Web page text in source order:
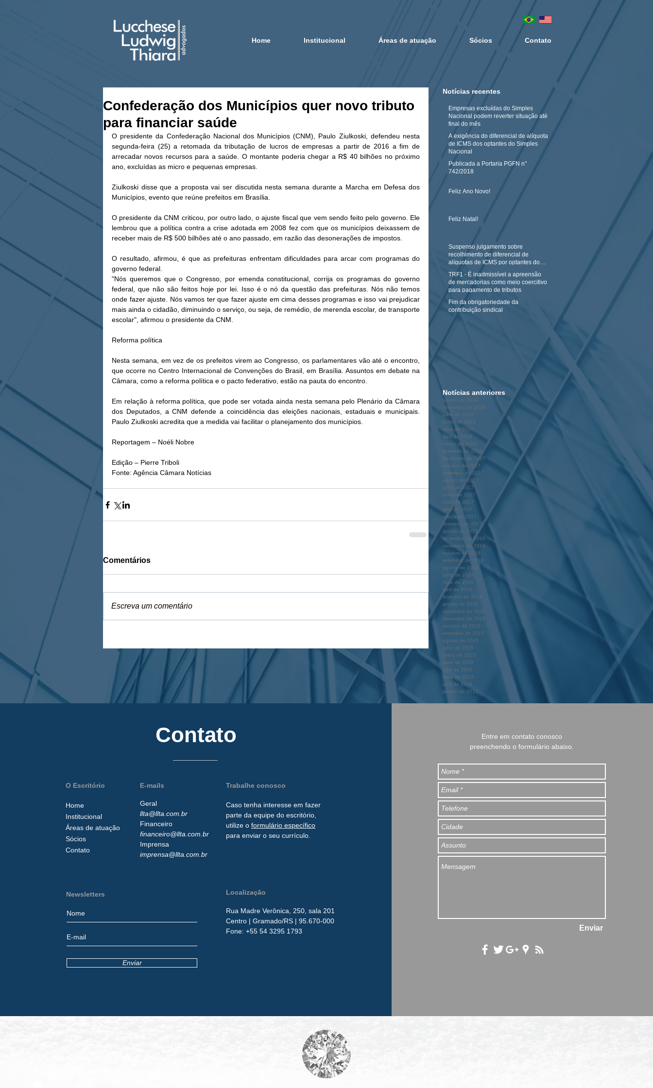
Home Institucional Áreas de atuação Sócios Contato
Confederação dos Municípios quer novo tributo
para financiar saúde
O presidente da Confederação Nacional dos Municípios (CNM), Paulo Ziulkoski, defendeu nesta
segunda-feira (25) a retomada da tributação de lucros de empresas a partir de 2016 a fim de
arrecadar novos recursos para a saúde. O montante poderia chegar a R$ 40 bilhões no próximo
ano, excluídas as micro e pequenas empresas.
Ziulkoski disse que a proposta vai ser discutida nesta semana durante a Marcha em Defesa dos
Municípios, evento que reúne prefeitos em Brasília.
O presidente da CNM criticou, por outro lado, o ajuste fiscal que vem sendo feito pelo governo. Ele
lembrou que a política contra a crise adotada em 2008 fez com que os municípios deixassem de
receber mais de R$ 500 bilhões até o ano passado, em razão das desonerações de impostos.
O resultado, afirmou, é que as prefeituras enfrentam dificuldades para arcar com programas do
governo federal.
"Nós queremos que o Congresso, por emenda constitucional, corrija os programas do governo
federal, que não são feitos hoje por lei. Isso é o nó da questão das prefeituras. Nós não temos
onde fazer ajuste. Nós vamos ter que fazer ajuste em cima desses programas e isso vai prejudicar
mais ainda o cidadão, diminuindo o serviço, ou seja, de remédio, de merenda escolar, de transporte
escolar", afirmou o presidente da CNM.
Reforma política
Nesta semana, em vez de os prefeitos virem ao Congresso, os parlamentares vão até o encontro,
que ocorre no Centro Internacional de Convenções do Brasil, em Brasília. Assuntos em debate na
Câmara, como a reforma política e o pacto federativo, estão na pauta do encontro.
Em relação à reforma política, que pode ser votada ainda nesta semana pelo Plenário da Câmara
dos Deputados, a CNM defende a coincidência das eleições nacionais, estaduais e municipais.
Paulo Ziulkoski acredita que a medida vai facilitar o planejamento dos municípios.
Reportagem – Noéli Nobre
Edição – Pierre Triboli
Fonte: Agência Câmara Notícias
Comentários
Escreva um comentário
Notícias recentes
Empresas excluídas do Simples
Nacional podem reverter situação até
final do mês
A exigência do diferencial de alíquota
de ICMS dos optantes do Simples
Nacional
Publicada a Portaria PGFN n°
742/2018
Feliz Ano Novo!
Feliz Natal!
Suspenso julgamento sobre
recolhimento de diferencial de
alíquotas de ICMS por optantes do
Simples N
TRF1 - É inadmissível a apreensão
de mercadorias como meio coercitivo
para pagamento de tributos
Fim da obrigatoriedade da
contribuição sindical
Notícias anteriores
janeiro de 2019
dezembro de 2018
julho de 2018
junho de 2018
maio de 2018
abril de 2018
março de 2018
fevereiro de 2018
dezembro de 2017
outubro de 2017
setembro de 2017
agosto de 2017
julho de 2017
junho de 2017
maio de 2017
abril de 2017
março de 2017
fevereiro de 2017
janeiro de 2017
dezembro de 2016
novembro de 2016
outubro de 2016
setembro de 2016
agosto de 2016
julho de 2016
maio de 2016
abril de 2016
fevereiro de 2016
janeiro de 2016
dezembro de 2015
novembro de 2015
outubro de 2015
setembro de 2015
agosto de 2015
julho de 2015
junho de 2015
maio de 2015
abril de 2014
maio de 2013
abril de 2013
janeiro de 2013
Contato
O Escritório
Home
Institucional
Áreas de atuação
Sócios
Contato
E-mails
Geral
llta@llta.com.br
Financeiro
financeiro@llta.com.br
Imprensa
imprensa@llta.com.br
Trabalhe conosco
Caso tenha interesseemfazer
parte daequipe do escritório,
utilize oformulárioespecífico
para enviar o seu currículo.
Enviar
Newsletters Localização
Rua Madre Verônica, 250, sala 201
Centro | Gramado/RS | 95.670-000
​Fone:+55 54 3295 1793
Entre em contato conosco
preenchendo o formulário abaixo.
Enviar